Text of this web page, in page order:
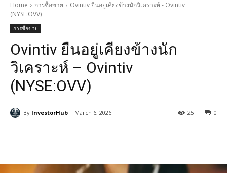
Home การซื้อขาย
Ovintiv ยืนอยู่เคียงข้างนักวิเคราะห์ - Ovintiv
(NYSE:OVV)
การซื้อขาย
Ovintiv ยืนอยู่เคียงข้างนัก
วิเคราะห์ – Ovintiv
(NYSE:OVV)
By InvestorHub March 6, 2026 0
25